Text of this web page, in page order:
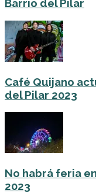
Barrio del Pilar
Café Quijano
del Pilar 2023
No habrá feria
2023